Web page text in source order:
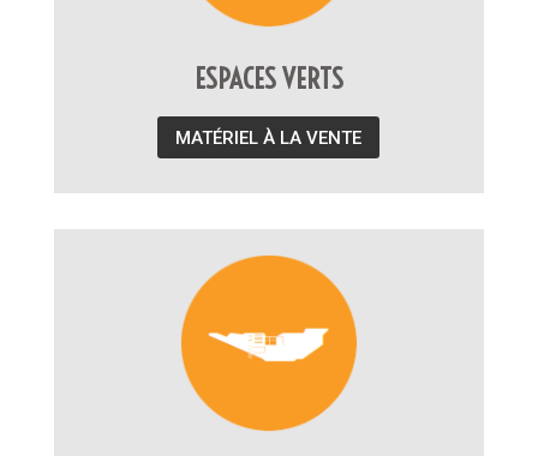
ESPACES VERTS
MATÉRIEL À LA VENTE